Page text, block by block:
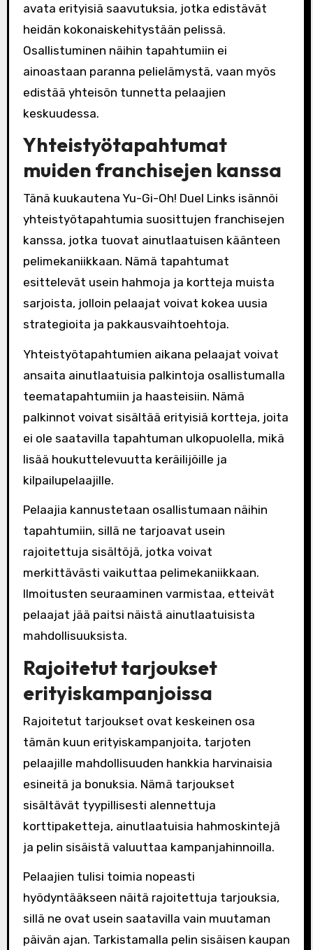
avata erityisiä saavutuksia, jotka edistävät
heidän kokonaiskehitystään pelissä.
Osallistuminen näihin tapahtumiin ei
ainoastaan paranna pelielämystä, vaan myös
edistää yhteisön tunnetta pelaajien
keskuudessa.
Yhteistyötapahtumat
muiden franchisejen kanssa
Tänä kuukautena Yu-Gi-Oh! Duel Links isännöi
yhteistyötapahtumia suosittujen franchisejen
kanssa, jotka tuovat ainutlaatuisen käänteen
pelimekaniikkaan. Nämä tapahtumat
esittelevät usein hahmoja ja kortteja muista
sarjoista, jolloin pelaajat voivat kokea uusia
strategioita ja pakkausvaihtoehtoja.
Yhteistyötapahtumien aikana pelaajat voivat
ansaita ainutlaatuisia palkintoja osallistumalla
teematapahtumiin ja haasteisiin. Nämä
palkinnot voivat sisältää erityisiä kortteja, joita
ei ole saatavilla tapahtuman ulkopuolella, mikä
lisää houkuttelevuutta keräilijöille ja
kilpailupelaajille.
Pelaajia kannustetaan osallistumaan näihin
tapahtumiin, sillä ne tarjoavat usein
rajoitettuja sisältöjä, jotka voivat
merkittävästi vaikuttaa pelimekaniikkaan.
Ilmoitusten seuraaminen varmistaa, etteivät
pelaajat jää paitsi näistä ainutlaatuisista
mahdollisuuksista.
Rajoitetut tarjoukset
erityiskampanjoissa
Rajoitetut tarjoukset ovat keskeinen osa
tämän kuun erityiskampanjoita, tarjoten
pelaajille mahdollisuuden hankkia harvinaisia
esineitä ja bonuksia. Nämä tarjoukset
sisältävät tyypillisesti alennettuja
korttipaketteja, ainutlaatuisia hahmoskintejä
ja pelin sisäistä valuuttaa kampanjahinnoilla.
Pelaajien tulisi toimia nopeasti
hyödyntääkseen näitä rajoitettuja tarjouksia,
sillä ne ovat usein saatavilla vain muutaman
päivän ajan. Tarkistamalla pelin sisäisen kaupan